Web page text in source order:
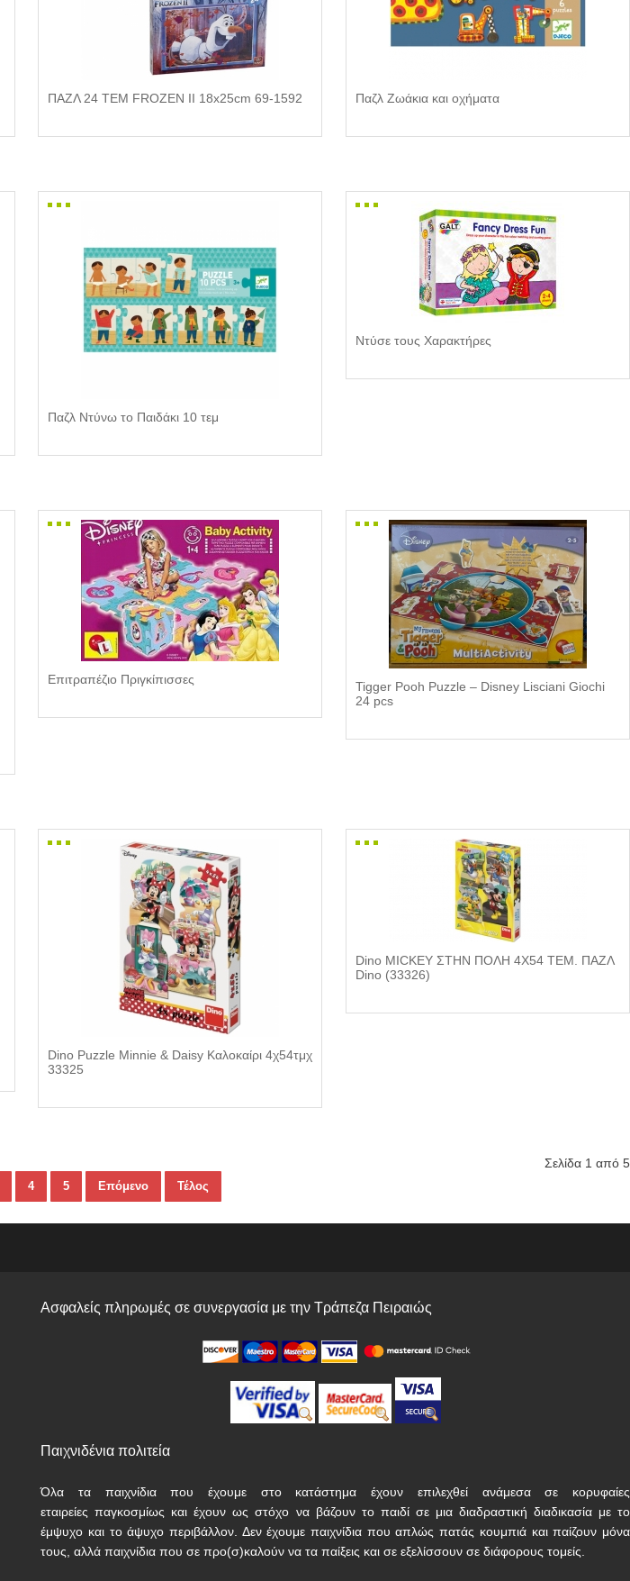
ΠΑΖΛ 24 ΤΕΜ FROZEN II 18x25cm 69-1592 Παζλ Ζωάκια και οχήματα
Παζλ Ντύνω το Παιδάκι 10 τεμ
Ντύσε τους Χαρακτήρες
Επιτραπέζιο Πριγκίπισσες
Tigger Pooh Puzzle – Disney Lisciani Giochi
24 pcs
Dino Puzzle Minnie & Daisy Καλοκαίρι 4χ54τμχ
33325
Dino MICKEY ΣΤΗΝ ΠΟΛΗ 4Χ54 ΤΕΜ. ΠΑΖΛ
Dino (33326)
4 5 Επόμενο Τέλος
Σελίδα 1 από 5
Ασφαλείς πληρωμές σε συνεργασία με την Τράπεζα Πειραιώς
Παιχνιδένια πολιτεία
Όλα τα παιχνίδια που έχουμε στο κατάστημα έχουν επιλεχθεί ανάμεσα σε κορυφαίες
εταιρείες παγκοσμίως και έχουν ως στόχο να βάζουν το παιδί σε μια διαδραστική διαδικασία με το
έμψυχο και το άψυχο περιβάλλον. Δεν έχουμε παιχνίδια που απλώς πατάς κουμπιά και παίζουν μόνα
τους, αλλά παιχνίδια που σε προ(σ)καλούν να τα παίξεις και σε εξελίσσουν σε διάφορους τομείς.